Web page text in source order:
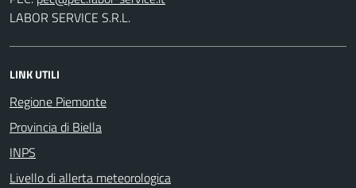
LABOR SERVICE S.R.L.
LINK UTILI
Regione Piemonte
Provincia di Biella
INPS
Livello di allerta meteorologica